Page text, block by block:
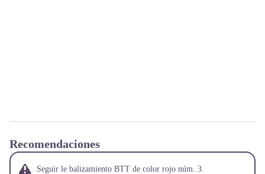
Recomendaciones
Seguir le balizamiento BTT de color rojo núm. 3.